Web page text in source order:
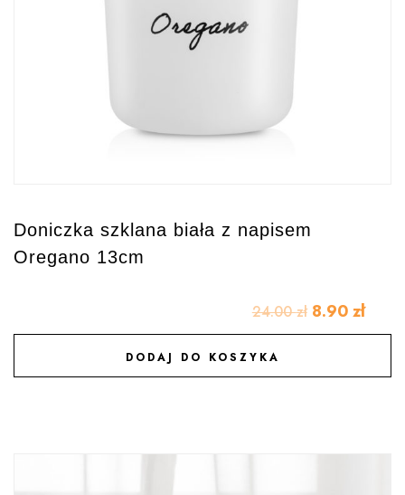
Doniczka szklana biała z napisem
Oregano 13cm
24.00zł 8.90 zł
DODAJ DO KOSZYKA
DODAJ DO ULUBIONYCH